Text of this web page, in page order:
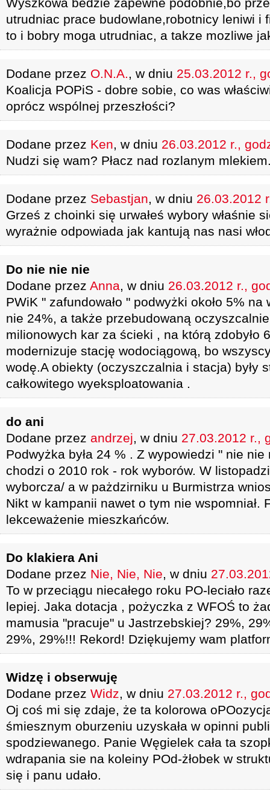
utrudniac prace budowlane,robotnicy leniwi i
to i bobry moga utrudniac, a takze mozliwe
Dodane przez O.N.A., w dniu 25.03.2012 r.,
Koalicja POPiS - dobre sobie, co was
oprócz wspólnej przeszłości?
Dodane przez Ken, w dniu 26.03.2012 r.,
Nudzi się wam? Płacz nad rozlanym
Dodane przez Sebastjan, w dniu 26.03.2012
Grześ z choinki się urwałeś wybory właśnie
wyrażnie odpowiada jak kantują nas nasi
Do nie nie nie
Dodane przez Anna, w dniu 26.03.2012 r.,
PWiK " zafundowało " podwyżki około 5%
nie 24%, a także przebudowaną
milionowych kar za ścieki , na którą zdobyło
modernizuje stację wodociągową, bo
wodę.A obiekty (oczyszczalnia i stacja) były
całkowitego wyeksploatowania .
do ani
Dodane przez andrzej, w dniu 27.03.2012 r.,
Podwyżka była 24 % . Z wypowiedzi " nie
chodzi o 2010 rok - rok wyborów. W
wyborcza/ a w pażdzirniku u Burmistrza
Nikt w kampanii nawet o tym nie wspomniał.
lekceważenie mieszkańców.
Do klakiera Ani
Dodane przez Nie, Nie, Nie, w dniu
To w przeciągu niecałego roku PO-leciało
lepiej. Jaka dotacja , pożyczka z WFOŚ to
mamusia "pracuje" u Jastrzebskiej? 29%,
29%, 29%!!! Rekord! Dziękujemy wam
Widzę i obserwuję
Dodane przez Widz, w dniu 27.03.2012 r.,
Oj coś mi się zdaje, że ta kolorowa
śmiesznym oburzeniu uzyskała w opinni
spodziewanego. Panie Węgielek cała ta
wdrapania sie na koleiny POd-żłobek w
się i panu udało.